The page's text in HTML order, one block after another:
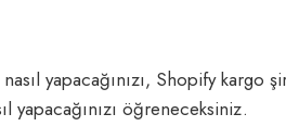
yapacağınızı, Shopify kargo
öğreneceksiniz.